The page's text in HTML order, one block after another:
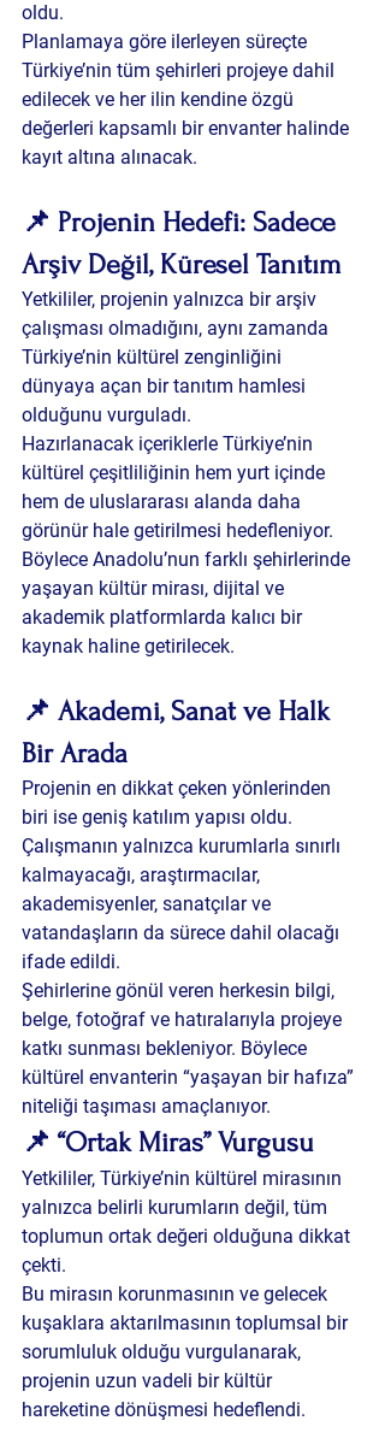
oldu.
Planlamaya göre ilerleyen süreçte
Türkiye’nin tüm şehirleri projeye dahil
edilecek ve her ilin kendine özgü
değerleri kapsamlı bir envanter halinde
kayıt altına alınacak.
📌 Projenin Hedefi: Sadece
Arşiv Değil, Küresel Tanıtım
Yetkililer, projenin yalnızca bir arşiv
çalışması olmadığını, aynı zamanda
Türkiye’nin kültürel zenginliğini
dünyaya açan bir tanıtım hamlesi
olduğunu vurguladı.
Hazırlanacak içeriklerle Türkiye’nin
kültürel çeşitliliğinin hem yurt içinde
hem de uluslararası alanda daha
görünür hale getirilmesi hedefleniyor.
Böylece Anadolu’nun farklı şehirlerinde
yaşayan kültür mirası, dijital ve
akademik platformlarda kalıcı bir
kaynak haline getirilecek.
📌 Akademi, Sanat ve Halk
Bir Arada
Projenin en dikkat çeken yönlerinden
biri ise geniş katılım yapısı oldu.
Çalışmanın yalnızca kurumlarla sınırlı
kalmayacağı, araştırmacılar,
akademisyenler, sanatçılar ve
vatandaşların da sürece dahil olacağı
ifade edildi.
Şehirlerine gönül veren herkesin bilgi,
belge, fotoğraf ve hatıralarıyla projeye
katkı sunması bekleniyor. Böylece
kültürel envanterin “yaşayan bir hafıza”
niteliği taşıması amaçlanıyor.
📌 “Ortak Miras” Vurgusu
Yetkililer, Türkiye’nin kültürel mirasının
yalnızca belirli kurumların değil, tüm
toplumun ortak değeri olduğuna dikkat
çekti.
Bu mirasın korunmasının ve gelecek
kuşaklara aktarılmasının toplumsal bir
sorumluluk olduğu vurgulanarak,
projenin uzun vadeli bir kültür
hareketine dönüşmesi hedeflendi.